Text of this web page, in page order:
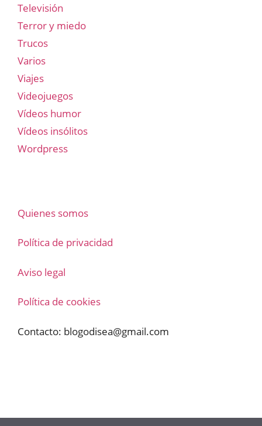
Televisión
Terror y miedo
Trucos
Varios
Viajes
Videojuegos
Vídeos humor
Vídeos insólitos
Wordpress
Quienes somos
Política de privacidad
Aviso legal
Política de cookies
Contacto: blogodisea@gmail.com